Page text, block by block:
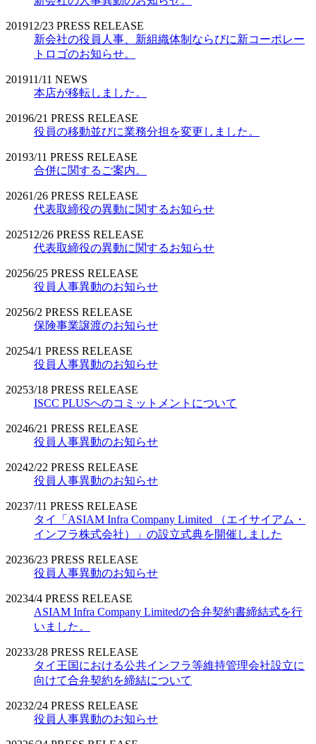
201912/23 PRESS RELEASE
新会社の役員人事、新組織体制ならびに新コーポレー
トロゴのお知らせ。
201911/11 NEWS
本店が移転しました。
20196/21 PRESS RELEASE
役員の移動並びに業務分担を変更しました。
20193/11 PRESS RELEASE
合併に関するご案内。
20261/26 PRESS RELEASE
代表取締役の異動に関するお知らせ
202512/26 PRESS RELEASE
代表取締役の異動に関するお知らせ
20256/25 PRESS RELEASE
役員人事異動のお知らせ
20256/2 PRESS RELEASE
保険事業譲渡のお知らせ
20254/1 PRESS RELEASE
役員人事異動のお知らせ
20253/18 PRESS RELEASE
ISCC PLUSへのコミットメントについて
20246/21 PRESS RELEASE
役員人事異動のお知らせ
20242/22 PRESS RELEASE
役員人事異動のお知らせ
20237/11 PRESS RELEASE
タイ「ASIAM Infra Company Limited （エイサイアム・
インフラ株式会社）」の設立式典を開催しました
20236/23 PRESS RELEASE
役員人事異動のお知らせ
20234/4 PRESS RELEASE
ASIAM Infra Company Limitedの合弁契約書締結式を行
いました。
20233/28 PRESS RELEASE
タイ王国における公共インフラ等維持管理会社設立に
向けて合弁契約を締結について
20232/24 PRESS RELEASE
役員人事異動のお知らせ